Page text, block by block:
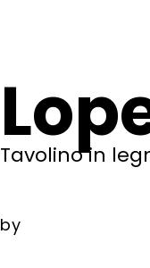
Tavolino in
by